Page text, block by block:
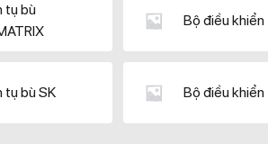
tụ bù
Bộ điều khiển
tụ bù SK Bộ điều khiển